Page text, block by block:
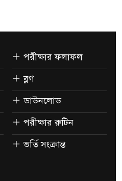
পরীক্ষার ফলাফল
ব্লগ
ডাউনলোড
পরীক্ষার রুটিন
ভর্তি সংক্রান্ত